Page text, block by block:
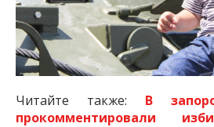
Читайте также: В
прокомментировали